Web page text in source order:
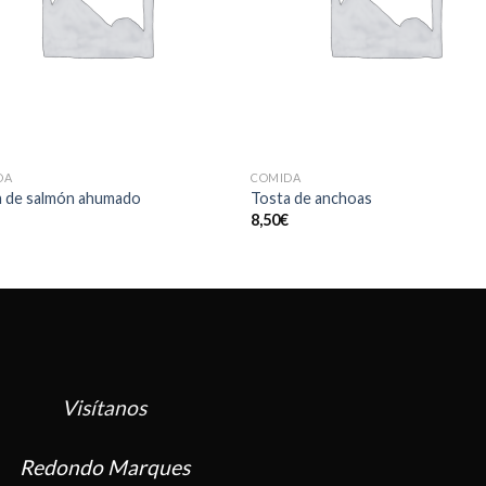
de salmón ahumado
COMIDA
Tosta de anchoas
8,50€
Visítanos
Redondo Marques